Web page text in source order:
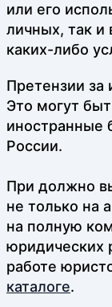
или его
личных, так и
каких-либо
Претензии за
Это могут
иностранные
России.
При должно
не только на
на полную
юридических
работе
каталоге.